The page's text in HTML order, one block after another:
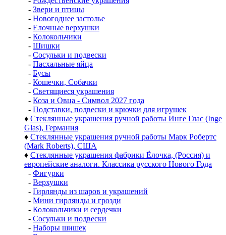
- Звери и птицы
- Новогоднее застолье
- Елочные верхушки
- Колокольчики
- Шишки
- Сосульки и подвески
- Пасхальные яйца
- Бусы
- Кошечки, Собачки
- Светящиеся украшения
- Коза и Овца - Символ 2027 года
- Подставки, подвески и крючки для игрушек
♦ Стеклянные украшения ручной работы Инге Глас (Inge
Glas), Германия
♦ Стеклянные украшения ручной работы Марк Робертс
(Mark Roberts), США
♦ Стеклянные украшения фабрики Ёлочка, (Россия) и
европейские аналоги. Классика русского Нового Года
- Фигурки
- Верхушки
- Гирлянды из шаров и украшений
- Мини гирлянды и грозди
- Колокольчики и сердечки
- Сосульки и подвески
- Наборы шишек